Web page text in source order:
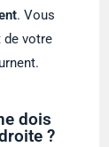
. Vous
de votre
dois
?